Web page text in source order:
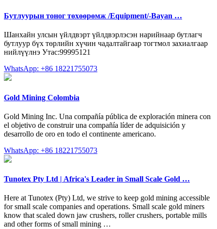
Бутлуурын тоног төхөөрөмж /Equipment/-Bayan …
Шанхайн улсын үйлдвэрт үйлдвэрлэсэн нарийнаар бутлагч
бутлуур бүх төрлийн хүчин чадалтайгаар тогтмол захиалгаар
нийлүүлнэ Утас:99995121
WhatsApp: +86 18221755073
Gold Mining Colombia
Gold Mining Inc. Una compañía pública de exploración minera con
el objetivo de construir una compañía líder de adquisición y
desarrollo de oro en todo el continente americano.
WhatsApp: +86 18221755073
Tunotex Pty Ltd | Africa's Leader in Small Scale Gold …
Here at Tunotex (Pty) Ltd, we strive to keep gold mining accessible
for small scale companies and operations. Small scale gold miners
know that scaled down jaw crushers, roller crushers, portable mills
and other forms of small mining …